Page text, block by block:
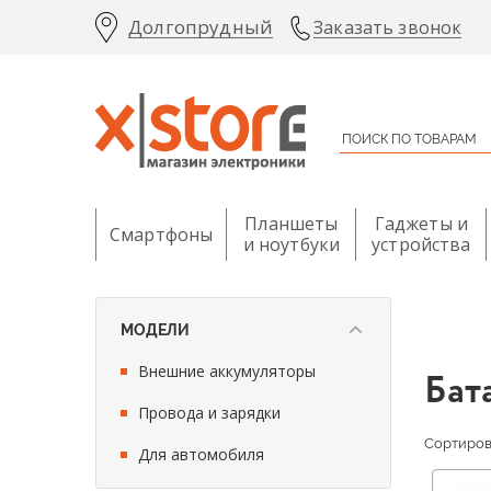
Долгопрудный Заказать звонок
Смартфоны
Планшеты
и ноутбуки
Гаджеты и
устройства
МОДЕЛИ
Внешние аккумуляторы
Провода и зарядки
Для автомобиля